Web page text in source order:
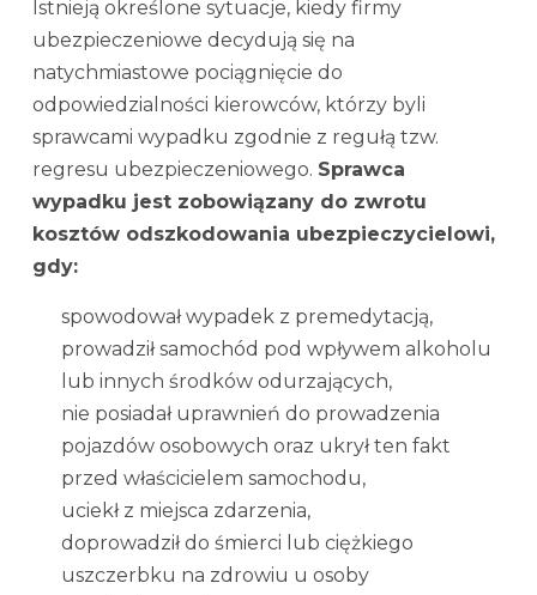
Istnieją określone sytuacje, kiedy firmy
ubezpieczeniowe decydują się na
natychmiastowe pociągnięcie do
odpowiedzialności kierowców, którzy byli
sprawcami wypadku zgodnie z regułą tzw.
regresu ubezpieczeniowego. Sprawca
wypadku jest zobowiązany do zwrotu
kosztów odszkodowania ubezpieczycielowi,
gdy:
spowodował wypadek z premedytacją,
prowadził samochód pod wpływem alkoholu
lub innych środków odurzających,
nie posiadał uprawnień do prowadzenia
pojazdów osobowych oraz ukrył ten fakt
przed właścicielem samochodu,
uciekł z miejsca zdarzenia,
doprowadził do śmierci lub ciężkiego
uszczerbku na zdrowiu u osoby